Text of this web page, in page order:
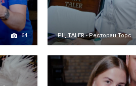
64 РЦ TALER - Ресторан Торс...